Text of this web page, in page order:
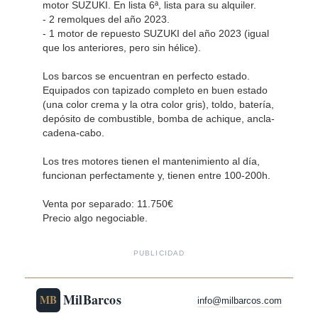
motor SUZUKI. En lista 6ª, lista para su alquiler.
- 2 remolques del año 2023.
- 1 motor de repuesto SUZUKI del año 2023 (igual
que los anteriores, pero sin hélice).
Los barcos se encuentran en perfecto estado.
Equipados con tapizado completo en buen estado
(una color crema y la otra color gris), toldo, batería,
depósito de combustible, bomba de achique, ancla-
cadena-cabo.
Los tres motores tienen el mantenimiento al día,
funcionan perfectamente y, tienen entre 100-200h.
Venta por separado: 11.750€
Precio algo negociable.
PUBLICIDAD
MB MilBarcos info@milbarcos.com